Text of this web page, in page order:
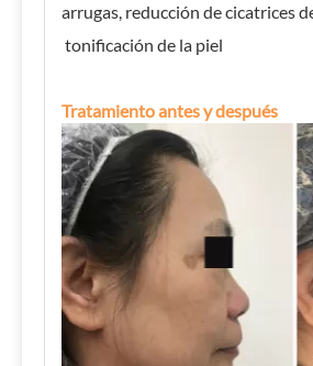
arrugas, reducción de cicatrices
tonificación de la piel
Tratamiento antes y después